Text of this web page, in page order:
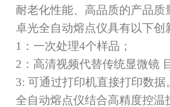
耐老化性能、高品质的产品
卓光全自动熔点仪具有以下创
1：一次处理4个样品；
2：高清视频代替传统显微镜
3: 可通过打印机直接打印数据
全自动熔点仪结合高精度控